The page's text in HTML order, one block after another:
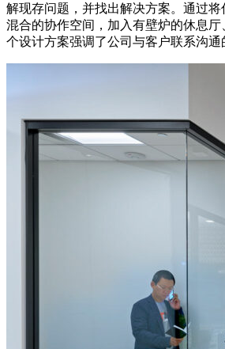
解现存问题，并找出解决方案。通过
混合的协作空间，加入有壁炉的休息
个设计方案强调了公司与客户联系沟通